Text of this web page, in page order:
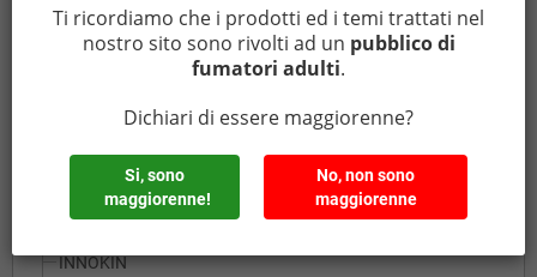
ENNEQUADRO MODS
GEEKVAPE
IF MODS
JOYETECH
INNOKIN
Ti ricordiamo che i prodotti ed i temi trattati nel
nostro sito sono rivolti ad un pubblico di
fumatori adulti.
Dichiari di essere maggiorenne?
Si, sono
maggiorenne!
No, non sono
maggiorenne